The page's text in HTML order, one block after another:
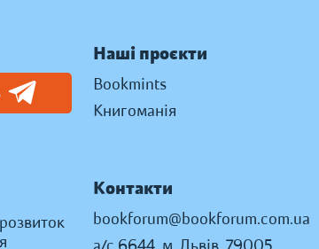
Наші проєкти
Bookmints
Книгоманія
Контакти
bookforum@bookforum.com.ua